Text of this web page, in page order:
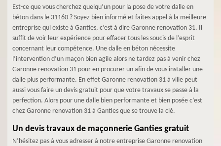
Est-ce que vous cherchez quelqu’un pour la pose de votre dalle en
béton dans le 31160 ? Soyez bien informé et faites appel à la meilleure
entreprise qui existe à Ganties, c’est à dire Garonne renovation 31. Il
suffit de voir leur expérience pour effacer tous les soucis de l’esprit
concernant leur compétence. Une dalle en béton nécessite
l’intervention d’un maçon bien agile alors ne tardez pas à venir chez
Garonne renovation 31 pour en procurer un afin de vous installer une
dalle plus performante. En effet Garonne renovation 31 à ville peut
aussi vous faire un devis gratuit pour que votre travaux se passe à la
perfection. Alors pour une dalle bien performante et bien posée c’est
chez Garonne renovation 31 à Ganties que se trouve la clé.
Un devis travaux de maçonnerie Ganties gratuit
N’hésitez pas à vous adresser à notre entreprise Garonne renovation